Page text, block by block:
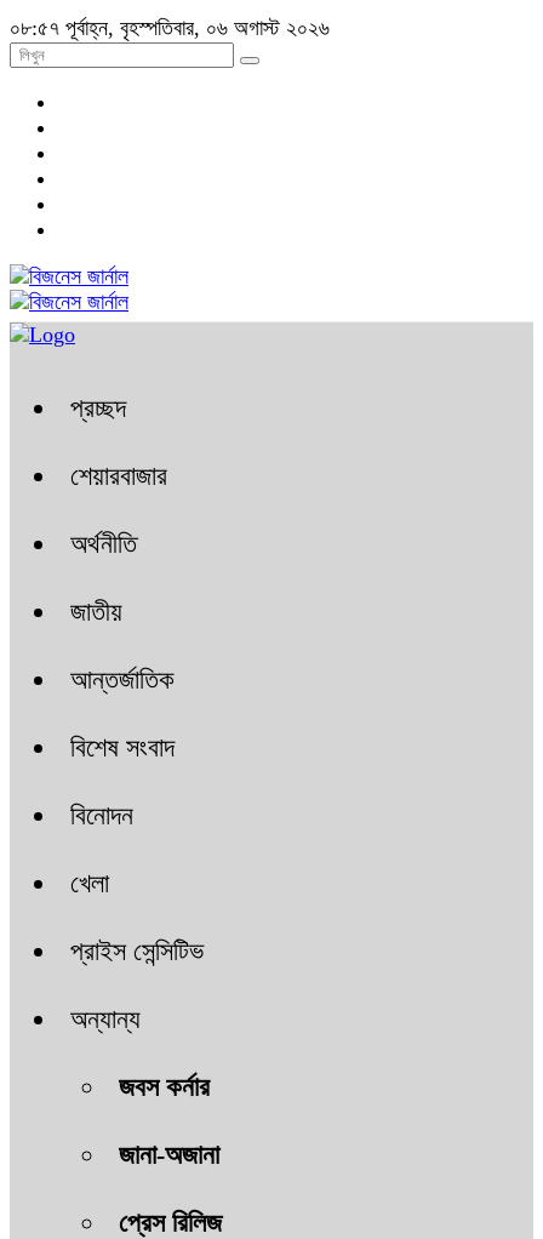
০৮:৫৭ পূর্বাহ্ন, বৃহস্পতিবার, ০৬ অগাস্ট ২০২৬
প্রচ্ছদ
শেয়ারবাজার
অর্থনীতি
জাতীয়
আন্তর্জাতিক
বিশেষ সংবাদ
বিনোদন
খেলা
প্রাইস সেন্সিটিভ
অন্যান্য
জবস কর্নার
জানা-অজানা
প্রেস রিলিজ